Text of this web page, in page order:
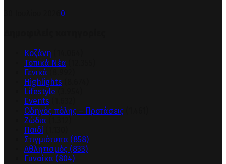
0
Κοζάνη
Τοπικά Νέα
Γενικά
Highlights
Lifestyle
Events
Οδηγός πόλης – Προτάσεις
Ζώδια
Παιδί
Στιγμιότυπα (858)
Αθλητισμός (833)
Γυναίκα (804)